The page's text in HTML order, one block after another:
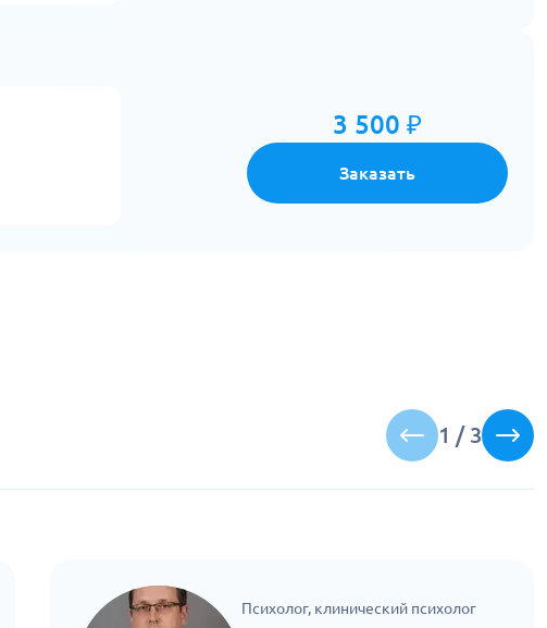
3 500 ₽
Заказать
1 / 3
Психолог, клинический психолог